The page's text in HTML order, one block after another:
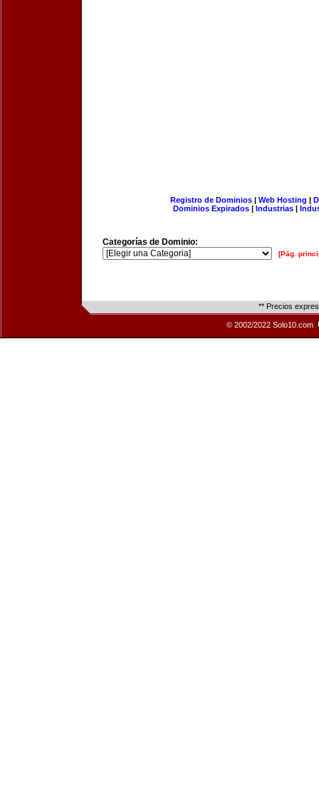
Registro de Dominios| Web Hosting |
Dominios Expirados | Industrias |
Categorías de Dominio:
[Pág.
** Precios
© 2002/2022 Solo10.com